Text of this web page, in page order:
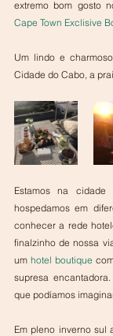
extremo bom gosto
Cape Town Exclisive
Um lindo e
Cidade do Cabo, a
Estamos na
hospedamos em
conhecer a rede
finalzinho de nossa
um hotel boutique
supresa
que podíamos
Em pleno inverno sul